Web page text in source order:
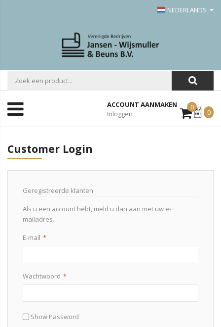
NEDERLANDS
ACCOUNT AANMAKEN
Inloggen
0Mijn
Offerte
0
Customer Login
Geregistreerde klanten
Als u een account hebt, meld u dan aan met uw e-
mailadres.
E-mail
Wachtwoord
Show Password